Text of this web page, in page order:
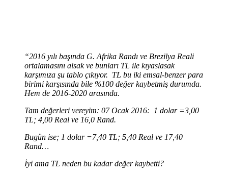
“2016 yılı başında G. Afrika Randı ve Brezilya Reali
ortalamasını alsak ve bunları TL ile kıyaslasak
karşımıza şu tablo çıkıyor. TL bu iki emsal-benzer para
birimi karşısında bile %100 değer kaybetmiş durumda.
Hem de 2016-2020 arasında.
Tam değerleri vereyim: 07 Ocak 2016: 1 dolar =3,00
TL; 4,00 Real ve 16,0 Rand.
Bugün ise; 1 dolar =7,40 TL; 5,40 Real ve 17,40
Rand…
İyi ama TL neden bu kadar değer kaybetti?